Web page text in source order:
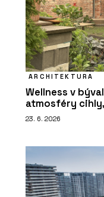
ARCHITEKTURA
Wellness v
atmosféry
23. 6. 2026